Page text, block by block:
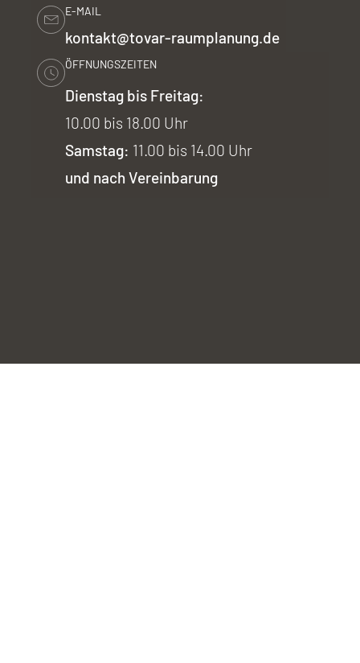
E-MAIL
kontakt@tovar-raumplanung.de
ÖFFNUNGSZEITEN
Dienstag bis Freitag:
10.00 bis 18.00 Uhr
Samstag: 11.00 bis 14.00 Uhr
und nach Vereinbarung